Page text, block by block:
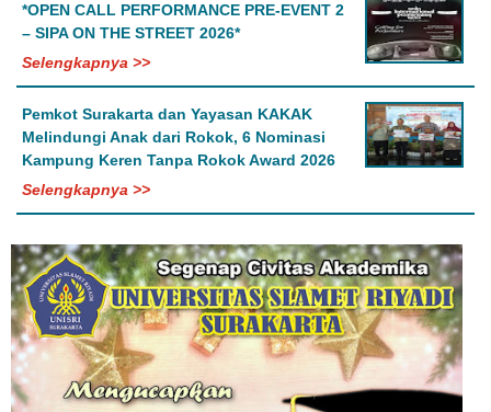
*OPEN CALL PERFORMANCE PRE-EVENT 2
– SIPA ON THE STREET 2026*
Selengkapnya >>
Pemkot Surakarta dan Yayasan KAKAK
Melindungi Anak dari Rokok, 6 Nominasi
Kampung Keren Tanpa Rokok Award 2026
Selengkapnya >>